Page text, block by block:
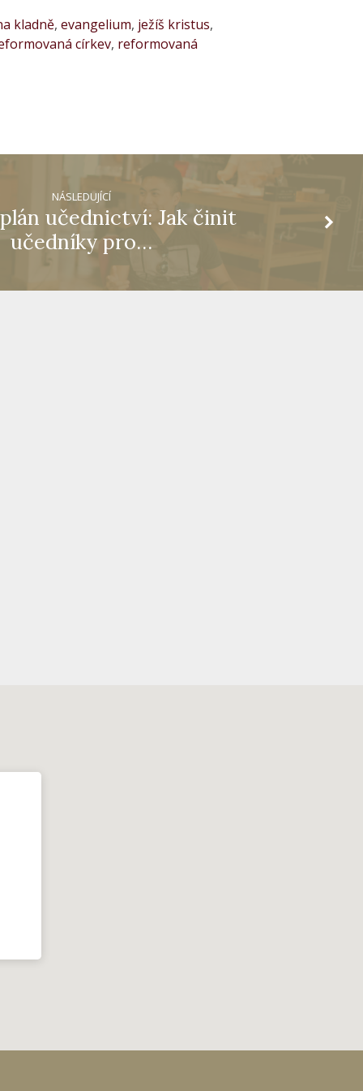
kladně, evangelium, ježíš kristus,
církev, reformovaná
NÁSLEDUJÍCÍ
učednictví: Jak činit
učedníky pro…